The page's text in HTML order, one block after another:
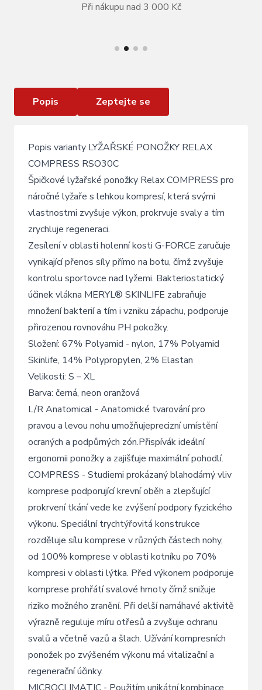
Při nákupu nad 3 000 Kč
Lyžařské ponožky Relax Compress black neon
Popis Zeptejte se
Popis varianty LYŽAŘSKÉ PONOŽKY RELAX
COMPRESS RSO30C
Špičkové lyžařské ponožky Relax COMPRESS pro
náročné lyžaře s lehkou kompresí, která svými
vlastnostmi zvyšuje výkon, prokrvuje svaly a tím
zrychluje regeneraci.
Zesílení v oblasti holenní kosti G-FORCE zaručuje
vynikající přenos síly přímo na botu, čímž zvyšuje
kontrolu sportovce nad lyžemi. Bakteriostatický
účinek vlákna MERYL® SKINLIFE zabraňuje
množení bakterií a tím i vzniku zápachu, podporuje
přirozenou rovnováhu PH pokožky.
Složení: 67% Polyamid - nylon, 17% Polyamid
Skinlife, 14% Polypropylen, 2% Elastan
Velikosti: S – XL
Barva: černá, neon oranžová
L/R Anatomical - Anatomické tvarování pro
pravou a levou nohu umožňujeprecizní umístění
ocraných a podpůrných zón.Přispívák ideální
ergonomii ponožky a zajišťuje maximální pohodlí.
COMPRESS - Studiemi prokázaný blahodárný vliv
komprese podporující krevní oběh a zlepšující
prokrvení tkání vede ke zvýšení podpory fyzického
výkonu. Speciální trychtýřovitá konstrukce
rozděluje sílu komprese v různých částech nohy,
od 100% komprese v oblasti kotníku po 70%
kompresi v oblasti lýtka. Před výkonem podporuje
komprese prohřátí svalové hmoty čímž snižuje
riziko možného zranění. Při delší namáhavé aktivitě
výrazně reguluje míru otřesů a zvyšuje ochranu
svalů a včetně vazů a šlach. Užívání kompresních
ponožek po zvýšeném výkonu má vitalizační a
regenerační účinky.